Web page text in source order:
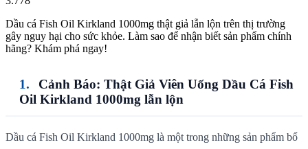
Dầu cá Fish Oil Kirkland 1000mg thật giả lẫn lộn trên thị trường
gây nguy hại cho sức khỏe. Làm sao để nhận biết sản phẩm chính
hãng? Khám phá ngay!
Cảnh Báo: Thật Giả Viên Uống Dầu Cá Fish
Oil Kirkland 1000mg lẫn lộn
Dầu cá Fish Oil Kirkland 1000mg là một trong những sản phẩm bổ